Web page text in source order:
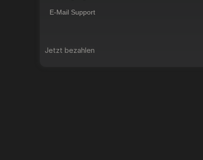
E-Mail Support
Jetzt bezahlen